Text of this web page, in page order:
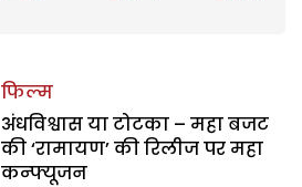
फिल्म
अंधविश्वास या टोटका – महा बजट
की ‘रामायण’ की रिलीज पर महा
कन्फ्यूजन